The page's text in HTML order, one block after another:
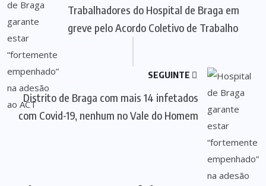
Trabalhadores do Hospital de Braga em
greve pelo Acordo Coletivo de Trabalho
SEGUINTE
Distrito de Braga com mais 14 infetados
com Covid-19, nenhum no Vale do Homem